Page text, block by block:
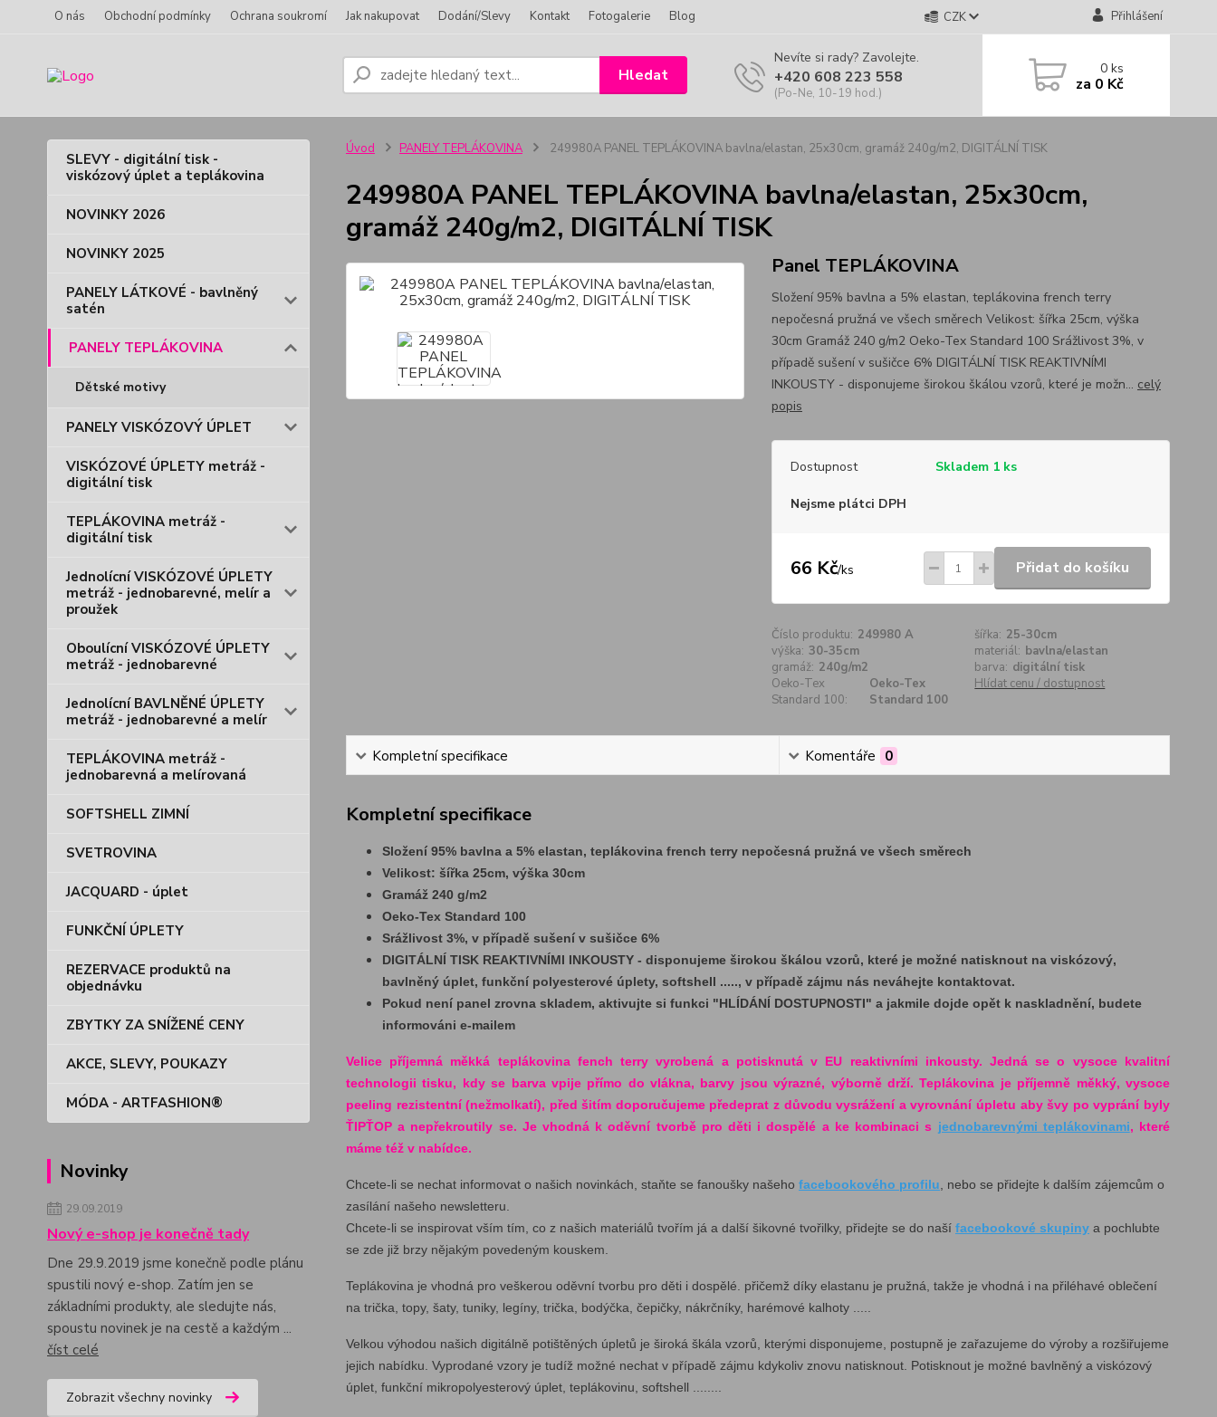
O nás Obchodní podmínky Ochrana soukromí Jak nakupovat Dodání/Slevy Kontakt Fotogalerie Blog CZK Přihlášení
Hledat
Nevíte si rady? Zavolejte.
+420 608 223 558
(Po-Ne, 10-19 hod.)
0ks
za 0 Kč
SLEVY - digitální tisk -
viskózový úplet a teplákovina
NOVINKY 2026
NOVINKY 2025
PANELY LÁTKOVÉ - bavlněný
satén
PANELY TEPLÁKOVINA
Dětské motivy
PANELY VISKÓZOVÝ ÚPLET
VISKÓZOVÉ ÚPLETY metráž -
digitální tisk
TEPLÁKOVINA metráž -
digitální tisk
Jednolícní VISKÓZOVÉ ÚPLETY
metráž - jednobarevné, melír a
proužek
Oboulícní VISKÓZOVÉ ÚPLETY
metráž - jednobarevné
Jednolícní BAVLNĚNÉ ÚPLETY
metráž - jednobarevné a melír
TEPLÁKOVINA metráž -
jednobarevná a melírovaná
SOFTSHELL ZIMNÍ
SVETROVINA
JACQUARD - úplet
FUNKČNÍ ÚPLETY
REZERVACE produktů na
objednávku
ZBYTKY ZA SNÍŽENÉ CENY
AKCE, SLEVY, POUKAZY
MÓDA - ARTFASHION®
Novinky
29.09.2019
Nový e-shop je konečně tady
Dne 29.9.2019 jsme konečně podle plánu
spustili nový e-shop. Zatím jen se
základními produkty, ale sledujte nás,
spoustu novinek je na cestě a každým ...
číst celé
Zobrazit všechny novinky
Úvod PANELY TEPLÁKOVINA 249980A PANEL TEPLÁKOVINA bavlna/elastan, 25x30cm, gramáž 240g/m2, DIGITÁLNÍ TISK
249980A PANEL TEPLÁKOVINA bavlna/elastan, 25x30cm,
gramáž 240g/m2, DIGITÁLNÍ TISK
Panel TEPLÁKOVINA
Složení 95% bavlna a 5% elastan, teplákovina french terry
nepočesná pružná ve všech směrech Velikost: šířka 25cm, výška
30cm Gramáž 240 g/m2 Oeko-Tex Standard 100 Srážlivost 3%, v
případě sušení v sušičce 6% DIGITÁLNÍ TISK REAKTIVNÍMI
INKOUSTY - disponujeme širokou škálou vzorů, které je možn... celý
popis
Dostupnost Skladem 1 ks
Nejsme plátci DPH
66 Kč/ks Přidat do košíku
Číslo produktu: 249980 A šířka: 25-30cm
výška: 30-35cm materiál: bavlna/elastan
gramáž: 240g/m2 barva: digitální tisk
Oeko-Tex
Standard 100:
Oeko-Tex
Standard 100
Hlídat cenu / dostupnost
Kompletní specifikace Komentáře 0
Kompletní specifikace
Složení 95% bavlna a 5% elastan, teplákovina french terry nepočesná pružná ve všech směrech
Velikost: šířka 25cm, výška 30cm
Gramáž 240 g/m2
Oeko-Tex Standard 100
Srážlivost 3%, v případě sušení v sušičce 6%
DIGITÁLNÍ TISK REAKTIVNÍMI INKOUSTY - disponujeme širokou škálou vzorů, které je možné natisknout na viskózový,
bavlněný úplet, funkční polyesterové úplety, softshell ....., v případě zájmu nás neváhejte kontaktovat.
Pokud není panel zrovna skladem, aktivujte si funkci "HLÍDÁNÍ DOSTUPNOSTI" a jakmile dojde opět k naskladnění, budete
informováni e-mailem
Velice příjemná měkká teplákovina fench terry vyrobená a potisknutá v EU reaktivními inkousty. Jedná se o vysoce kvalitní
technologii tisku, kdy se barva vpije přímo do vlákna, barvy jsou výrazné, výborně drží. Teplákovina je příjemně měkký, vysoce
peeling rezistentní (nežmolkatí), před šitím doporučujeme předeprat z důvodu vysrážení a vyrovnání úpletu aby švy po vyprání byly
ŤIPŤOP a nepřekroutily se. Je vhodná k oděvní tvorbě pro děti i dospělé a ke kombinaci s jednobarevnými teplákovinami, které
máme též v nabídce.
Chcete-li se nechat informovat o našich novinkách, staňte se fanoušky našeho facebookového profilu , nebo se přidejte k dalším zájemcům o
zasílání našeho newsletteru.
Chcete-li se inspirovat vším tím, co z našich materiálů tvořím já a další šikovné tvořilky, přidejte se do naší facebookové skupinya pochlubte
se zde již brzy nějakým povedeným kouskem.
Teplákovina je vhodná pro veškerou oděvní tvorbu pro děti i dospělé. přičemž díky elastanu je pružná, takže je vhodná i na přiléhavé oblečení
na trička, topy, šaty, tuniky, legíny, trička, bodýčka, čepičky, nákrčníky, harémové kalhoty .....
Velkou výhodou našich digitálně potištěných úpletů je široká škála vzorů, kterými disponujeme, postupně je zařazujeme do výroby a rozšiřujeme
jejich nabídku. Vyprodané vzory je tudíž možné nechat v případě zájmu kdykoliv znovu natisknout. Potisknout je možné bavlněný a viskózový
úplet, funkční mikropolyesterový úplet, teplákovinu, softshell ........